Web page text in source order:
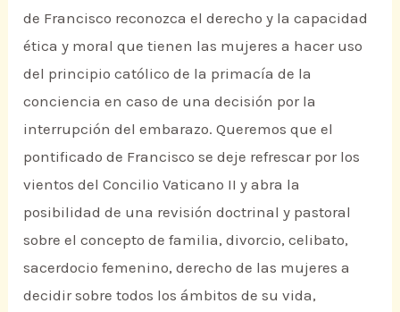
de Francisco reconozca el derecho y la capacidad
ética y moral que tienen las mujeres a hacer uso
del principio católico de la primacía de la
conciencia en caso de una decisión por la
interrupción del embarazo. Queremos que el
pontificado de Francisco se deje refrescar por los
vientos del Concilio Vaticano II y abra la
posibilidad de una revisión doctrinal y pastoral
sobre el concepto de familia, divorcio, celibato,
sacerdocio femenino, derecho de las mujeres a
decidir sobre todos los ámbitos de su vida,